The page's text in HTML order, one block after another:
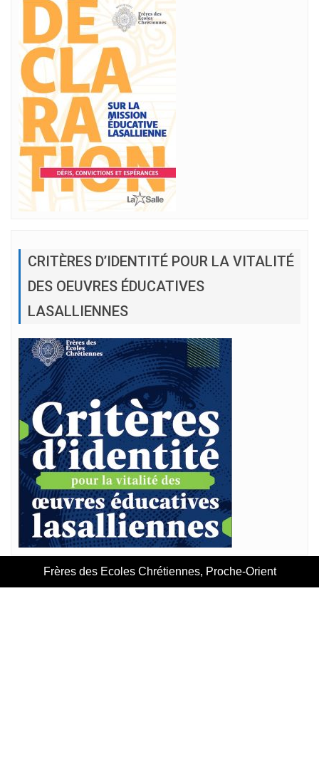
CRITÈRES D’IDENTITÉ POUR LA VITALITÉ
DES OEUVRES ÉDUCATIVES
LASALLIENNES
Frères des Ecoles Chrétiennes, Proche-Orient